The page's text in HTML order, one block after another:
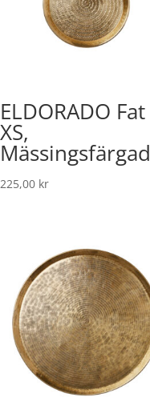
ELDORADO Fat
XS,
Mässingsfärgad
225,00 kr